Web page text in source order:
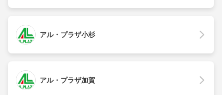
アル・プラザ小杉
アル・プラザ加賀